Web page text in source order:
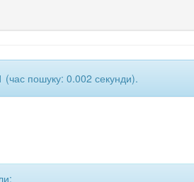
(час пошуку: 0.002 секунди).